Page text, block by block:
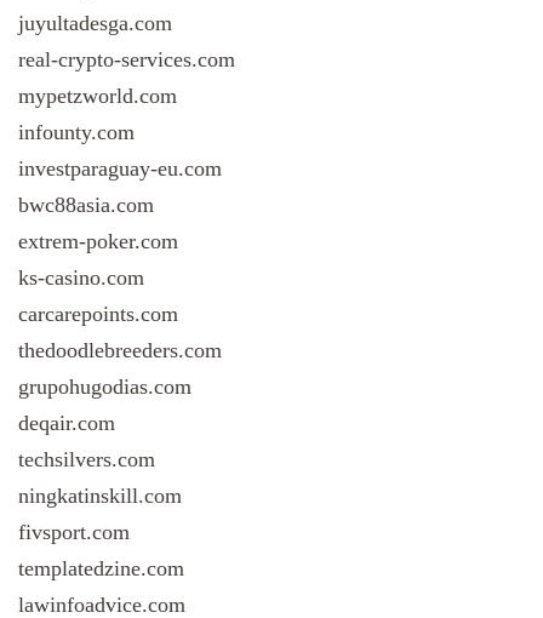
juyultadesga.com
real-crypto-services.com
mypetzworld.com
infounty.com
investparaguay-eu.com
bwc88asia.com
extrem-poker.com
ks-casino.com
carcarepoints.com
thedoodlebreeders.com
grupohugodias.com
deqair.com
techsilvers.com
ningkatinskill.com
fivsport.com
templatedzine.com
lawinfoadvice.com